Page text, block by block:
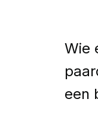
Wie
een